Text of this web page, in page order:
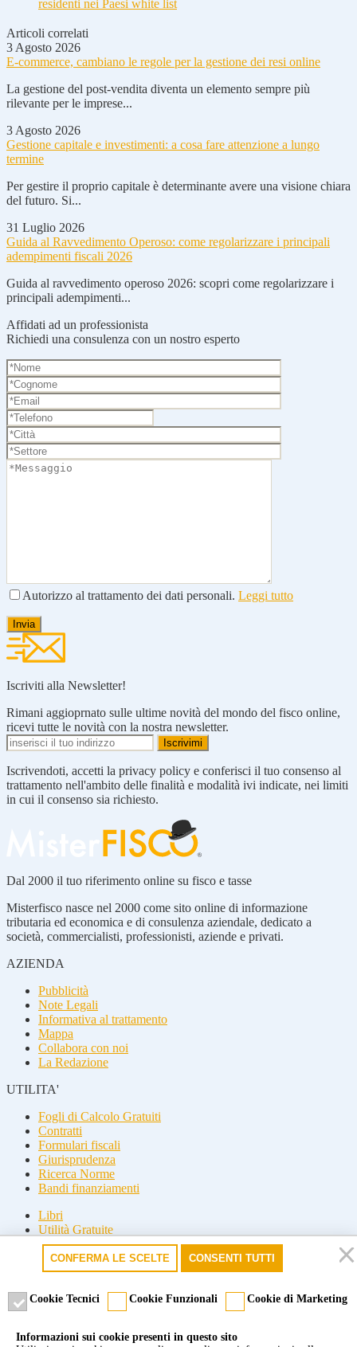
residenti nei Paesi white list
Articoli correlati
3 Agosto 2026
E-commerce, cambiano le regole per la gestione dei resi online
La gestione del post-vendita diventa un elemento sempre più
rilevante per le imprese...
3 Agosto 2026
Gestione capitale e investimenti: a cosa fare attenzione a lungo
termine
Per gestire il proprio capitale è determinante avere una visione chiara
del futuro. Si...
31 Luglio 2026
Guida al Ravvedimento Operoso: come regolarizzare i principali
adempimenti fiscali 2026
Guida al ravvedimento operoso 2026: scopri come regolarizzare i
principali adempimenti...
Affidati ad un professionista
Richiedi una consulenza con un nostro esperto
Autorizzo al trattamento dei dati personali. Leggi tutto
Iscriviti alla Newsletter!
Rimani aggioprnato sulle ultime novità del mondo del fisco online,
ricevi tutte le novità con la nostra newsletter.
Iscrivendoti, accetti la privacy policy e conferisci il tuo consenso al
trattamento nell'ambito delle finalità e modalità ivi indicate, nei limiti
in cui il consenso sia richiesto.
Dal 2000 il tuo riferimento online su fisco e tasse
Misterfisco nasce nel 2000 come sito online di informazione
tributaria ed economica e di consulenza aziendale, dedicato a
società, commercialisti, professionisti, aziende e privati.
AZIENDA
Pubblicità
Note Legali
Informativa al trattamento
Mappa
Collabora con noi
La Redazione
UTILITA'
Fogli di Calcolo Gratuiti
Contratti
Formulari fiscali
Giurisprudenza
Ricerca Norme
Bandi finanziamenti
Libri
Utilità Gratuite
Guide fiscali
Seguici
Seguici
riproduzione parziale.
CONFERMA LE SCELTE CONSENTI TUTTI
Cookie Tecnici Cookie Funzionali Cookie di Marketing
Informazioni sui cookie presenti in questo sito